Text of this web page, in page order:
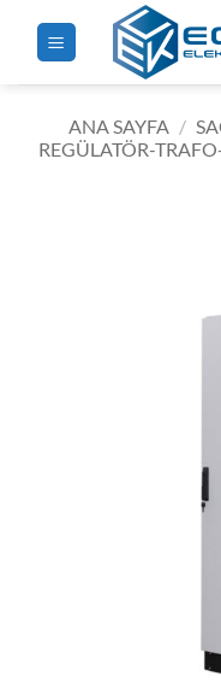
ANA SAYFA /
REGÜLATÖR-